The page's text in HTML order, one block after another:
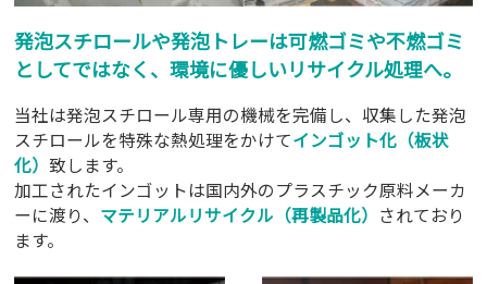
発泡スチロールや発泡トレーは可燃ゴミや不燃ゴミ
としてではなく、環境に優しいリサイクル処理へ。
当社は発泡スチロール専用の機械を完備し、収集した発泡
スチロールを特殊な熱処理をかけてインゴット化（板状
化） 致します。
加工されたインゴットは国内外のプラスチック原料メーカ
ーに渡り、 マテリアルリサイクル（再製品化） されており
ます。